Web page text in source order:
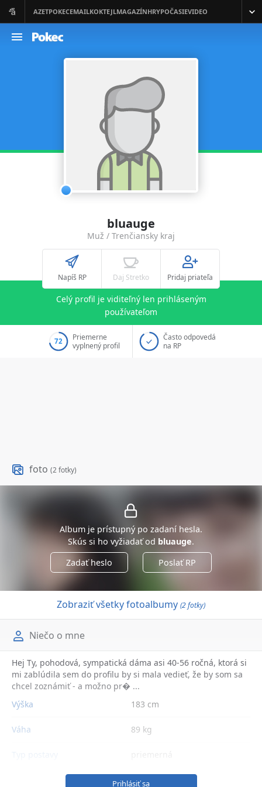
bluauge
Muž / Trenčiansky kraj
Napíš RP Daj Stretko Pridaj priateľa
Celý profil je viditeľný len prihláseným
používateľom
72
Priemerne
vyplnený profil
Často odpovedá
na RP
foto(2 fotky)
Album je prístupný po zadaní hesla.
Skús si ho vyžiadať od bluauge.
Zadať heslo
Poslať RP
Zobraziť všetky fotoalbumy (2 fotky)
Niečo o mne
Hej Ty, pohodová, sympatická dáma asi 40-56 ročná, ktorá si
mi zablúdila sem do profilu by si mala vedieť, že by som sa
chcel zoznámiť - a možno pr� ...
Výška
183 cm
Váha 89 kg
Prihlásiť sa